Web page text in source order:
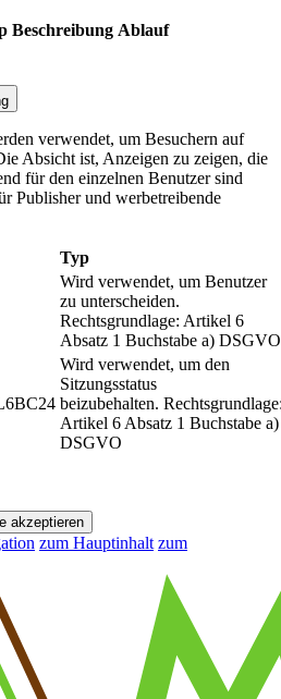
Beschreibung Ablauf
verwendet, um Besuchern auf
Absicht ist, Anzeigen zu zeigen, die
für den einzelnen Benutzer sind
Publisher und werbetreibende
Typ
Wird verwendet, um Benutzer
zu unterscheiden.
Rechtsgrundlage: Artikel 6
Absatz 1 Buchstabe a) DSGVO
Wird verwendet, um den
Sitzungsstatus
beizubehalten.
Artikel 6 Absatz 1 Buchstabe a)
DSGVO
akzeptieren
zum Hauptinhalt zum